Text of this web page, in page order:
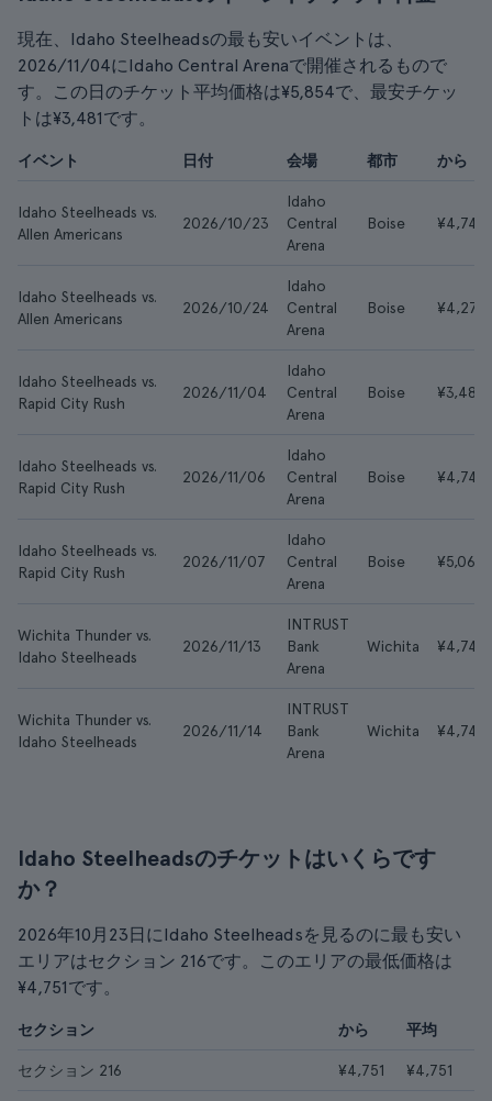
現在、Idaho Steelheadsの最も安いイベントは、
2026/11/04にIdaho Central Arenaで開催されるもので
す。この日のチケット平均価格は¥5,854で、最安チケッ
トは¥3,481です。
イベント 日付 会場 都市 から
Idaho Steelheads vs.
Allen Americans
2026/10/23
Idaho
Central
Arena
Boise ¥4,747
Idaho Steelheads vs.
Allen Americans
2026/10/24
Idaho
Central
Arena
Boise ¥4,272
Idaho Steelheads vs.
Rapid City Rush
2026/11/04
Idaho
Central
Arena
Boise ¥3,481
Idaho Steelheads vs.
Rapid City Rush
2026/11/06
Idaho
Central
Arena
Boise ¥4,747
Idaho Steelheads vs.
Rapid City Rush
2026/11/07
Idaho
Central
Arena
Boise ¥5,063
Wichita Thunder vs.
Idaho Steelheads
2026/11/13
INTRUST
Bank
Arena
Wichita ¥4,747
Wichita Thunder vs.
Idaho Steelheads
2026/11/14
INTRUST
Bank
Arena
Wichita ¥4,747
Idaho Steelheadsのチケットはいくらです
か？
2026年10月23日にIdaho Steelheadsを見るのに最も安い
エリアはセクション 216です。このエリアの最低価格は
¥4,751です。
セクション から 平均
セクション 216 ¥4,751 ¥4,751